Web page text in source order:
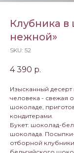
Клубника в
нежной»
SKU: 52
4 390 р.
Изысканный
человека - свежая
шоколаде,
кондитерами.
Букет: шоколад-
шоколада.
отборной